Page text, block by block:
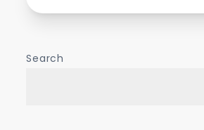
Search